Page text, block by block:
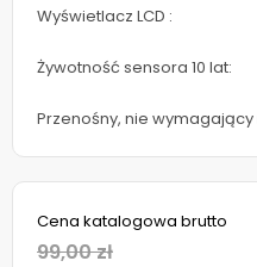
Wyświetlacz LCD :
Żywotność sensora 10 lat:
Przenośny, nie wymagający
Cena katalogowa brutto
99,00 zł